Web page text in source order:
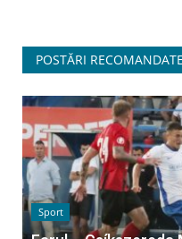
POSTĂRI RECOMANDATE
Sport